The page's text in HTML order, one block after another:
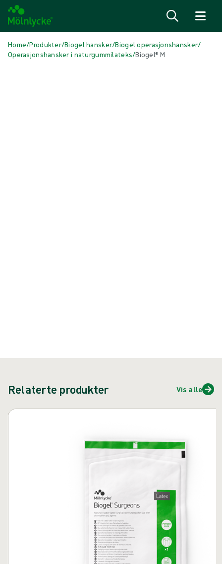
Home/Produkter/Biogel hansker/Biogel operasjonshansker/
Operasjonshansker i naturgummilateks/Biogel® M
Relaterte produkter Vis alle